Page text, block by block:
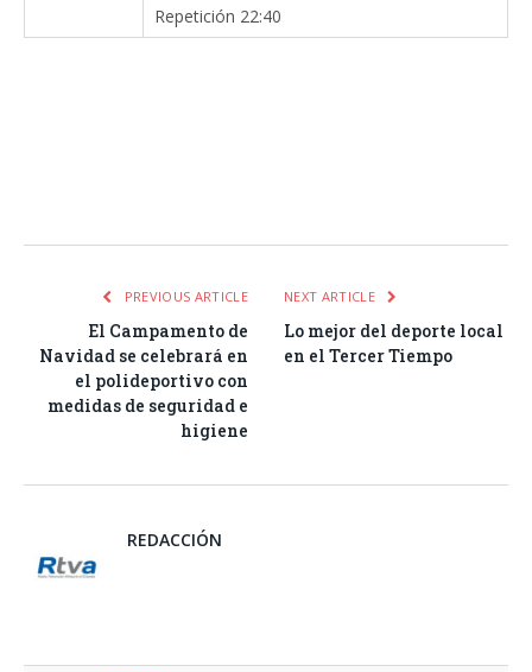
Repetición 22:40
PREVIOUS ARTICLE
El Campamento de
Navidad se celebrará en
el polideportivo con
medidas de seguridad e
higiene
NEXT ARTICLE
Lo mejor del deporte local
en el Tercer Tiempo
REDACCIÓN